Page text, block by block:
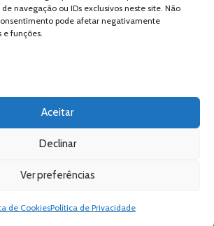
navegação ou IDs exclusivos neste site. Não
pode afetar negativamente
funções.
Aceitar
Declinar
Ver preferências
de CookiesPolítica de Privacidade
Explicado © 2026 All Rights Reserved